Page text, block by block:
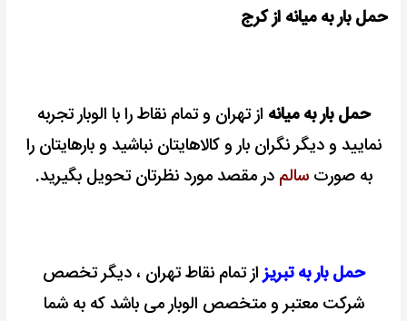
حمل بار به میانه از کرج
حمل بار به میانه از تهران و تمام نقاط را با الوبار تجربه
نمایید و دیگر نگران بار و کالاهایتان نباشید و بارهایتان را
به صورتسالم در مقصد مورد نظرتان تحویل بگیرید.
حمل بار به تبریزاز تمام نقاط تهران ، دیگر تخصص
شرکت معتبر و متخصص الوبار می باشد که به شما